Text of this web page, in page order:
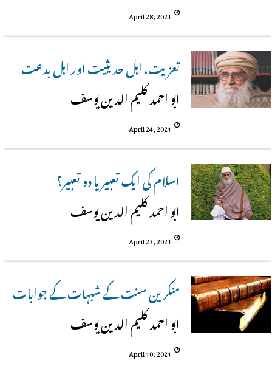
April 28, 2021
تعزیت، اہل حدیثیت اور اہل بدعت
ابو احمد کلیم الدین یوسف
April 24, 2021
اسلام کی ایک تعبیر یا دو تعبیر؟
ابو احمد کلیم الدین یوسف
April 23, 2021
منکرین سنت کے شبہات کے جوابات
ابو احمد کلیم الدین یوسف
April 10, 2021